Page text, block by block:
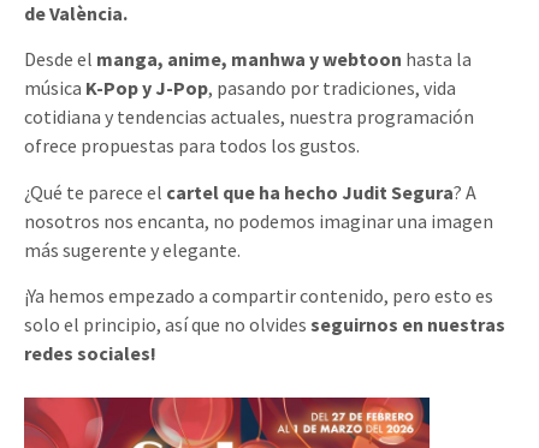
de València.
Desde el manga, anime, manhwa y webtoon hasta la
música K-Pop y J-Pop, pasando por tradiciones, vida
cotidiana y tendencias actuales, nuestra programación
ofrece propuestas para todos los gustos.
¿Qué te parece el cartel que ha hecho Judit Segura? A
nosotros nos encanta, no podemos imaginar una imagen
más sugerente y elegante.
¡Ya hemos empezado a compartir contenido, pero esto es
solo el principio, así que no olvides seguirnos en nuestras
redes sociales!